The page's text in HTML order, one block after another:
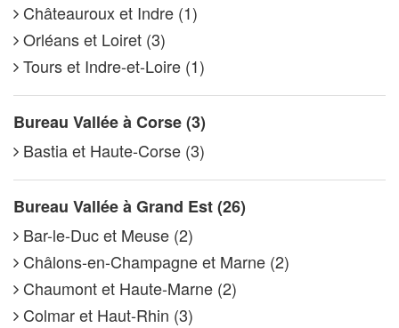
Châteauroux et Indre (1)
Orléans et Loiret (3)
Tours et Indre-et-Loire (1)
Bureau Vallée à Corse (3)
Bastia et Haute-Corse (3)
Bureau Vallée à Grand Est (26)
Bar-le-Duc et Meuse (2)
Châlons-en-Champagne et Marne (2)
Chaumont et Haute-Marne (2)
Colmar et Haut-Rhin (3)